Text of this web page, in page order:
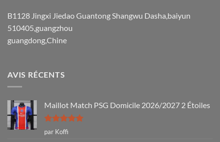
B1128 Jingxi Jiedao Guantong Shangwu Dasha,baiyun
510405,guangzhou
guangdong,Chine
AVIS RÉCENTS
Maillot Match PSG Domicile 2026/2027 2 Étoiles
Note5sur
5
par Koffi